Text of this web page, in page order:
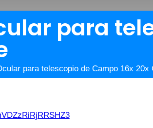
para
para telescopio de Campo 16x 20x